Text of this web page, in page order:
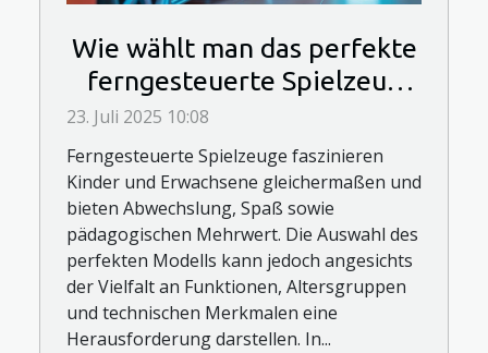
Wie wählt man das perfekte
ferngesteuerte Spielzeug
für jedes Alter?
23. Juli 2025 10:08
Ferngesteuerte Spielzeuge faszinieren
Kinder und Erwachsene gleichermaßen und
bieten Abwechslung, Spaß sowie
pädagogischen Mehrwert. Die Auswahl des
perfekten Modells kann jedoch angesichts
der Vielfalt an Funktionen, Altersgruppen
und technischen Merkmalen eine
Herausforderung darstellen. In...